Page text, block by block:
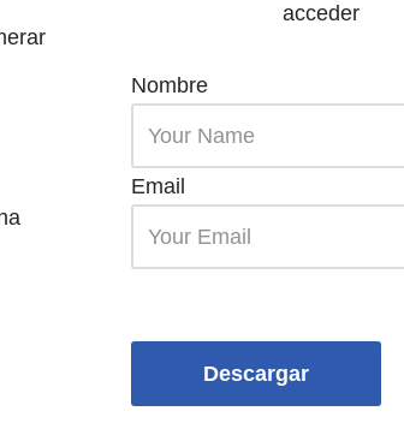
acceder
Nombre
Email
Descargar